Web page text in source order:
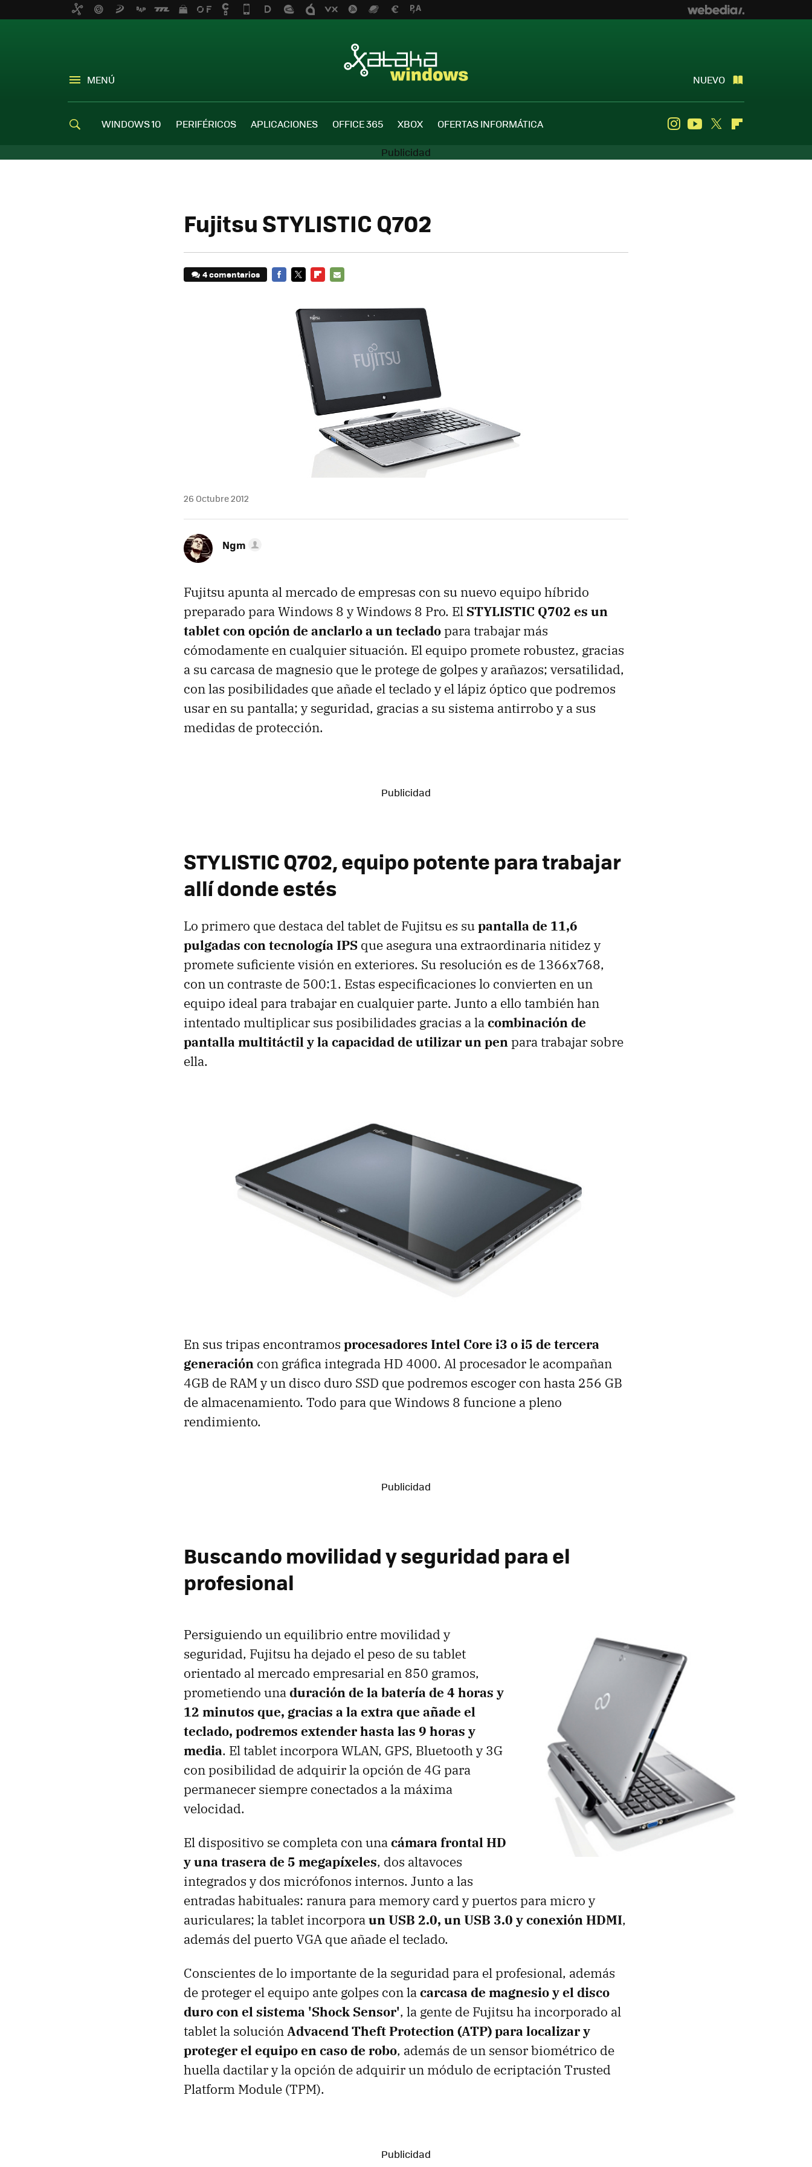
MENÚ NUEVO
WINDOWS 10 PERIFÉRICOS APLICACIONES OFFICE 365 XBOX OFERTAS INFORMÁTICA InstagramYoutube
Twitter
Fujitsu STYLISTIC Q702
4 comentarios
26 Octubre 2012
Ngm
Fujitsu apunta al mercado de empresas con su nuevo equipo híbrido
preparado para Windows 8 y Windows 8 Pro. El STYLISTIC Q702 es un
tablet con opción de anclarlo a un tecladopara trabajar más
cómodamente en cualquier situación. El equipo promete robustez, gracias
a su carcasa de magnesio que le protege de golpes y arañazos; versatilidad,
con las posibilidades que añade el teclado y el lápiz óptico que podremos
usar en su pantalla; y seguridad, gracias a su sistema antirrobo y a sus
medidas de protección.
STYLISTIC Q702, equipo potente para trabajar
allí donde estés
Lo primero que destaca del tablet de Fujitsu es supantalla de 11,6
pulgadas con tecnología IPS que asegura una extraordinaria nitidez y
promete suficiente visión en exteriores. Su resolución es de 1366x768,
con un contraste de 500:1. Estas especificaciones lo convierten en un
equipo ideal para trabajar en cualquier parte. Junto a ello también han
intentado multiplicar sus posibilidades gracias a lacombinación de
pantalla multitáctil y la capacidad de utilizar un penpara trabajar sobre
ella.
En sus tripas encontramos procesadores Intel Core i3 o i5 de tercera
generación con gráfica integrada HD 4000. Al procesador le acompañan
4GB de RAM y un disco duro SSD que podremos escoger con hasta 256 GB
de almacenamiento. Todo para que Windows 8 funcione a pleno
rendimiento.
Buscando movilidad y seguridad para el
profesional
Persiguiendo un equilibrio entre movilidad y
seguridad, Fujitsu ha dejado el peso de su tablet
orientado al mercado empresarial en 850 gramos,
prometiendo unaduración de la batería de 4 horas y
12 minutos que, gracias a la extra que añade el
teclado, podremos extender hasta las 9 horas y
media. El tablet incorpora WLAN, GPS, Bluetooth y 3G
con posibilidad de adquirir la opción de 4G para
permanecer siempre conectados a la máxima
velocidad.
El dispositivo se completa con unacámara frontal HD
y una trasera de 5 megapíxeles, dos altavoces
integrados y dos micrófonos internos. Junto a las
entradas habituales: ranura para memory card y puertos para micro y
auriculares; la tablet incorporaun USB 2.0, un USB 3.0 y conexión HDMI,
además del puerto VGA que añade el teclado.
Conscientes de lo importante de la seguridad para el profesional, además
de proteger el equipo ante golpes con lacarcasa de magnesio y el disco
duro con el sistema 'Shock Sensor', la gente de Fujitsu ha incorporado al
tablet la soluciónAdvacend Theft Protection (ATP) para localizar y
proteger el equipo en caso de robo, además de un sensor biométrico de
huella dactilar y la opción de adquirir un módulo de ecriptación Trusted
Platform Module (TPM).